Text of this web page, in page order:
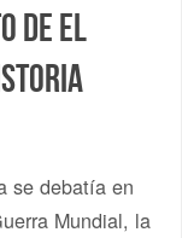
de El
se debatía en
Mundial, la